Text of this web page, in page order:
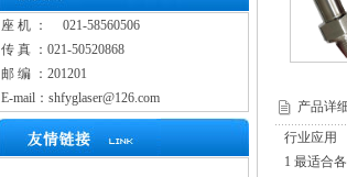
座 机 ：
021-58560506
传 真 ：021-50520868
邮 编 ：201201
E-mail：shfyglaser@126.com
产品详
行业应用
1 最适合